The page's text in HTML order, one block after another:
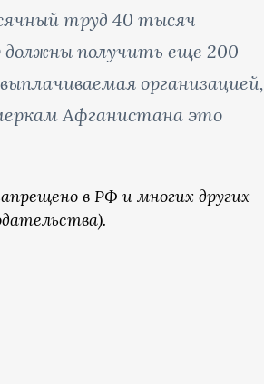
труд 40 тысяч
получить еще 200
организацией,
Афганистана это
в РФ и многих других